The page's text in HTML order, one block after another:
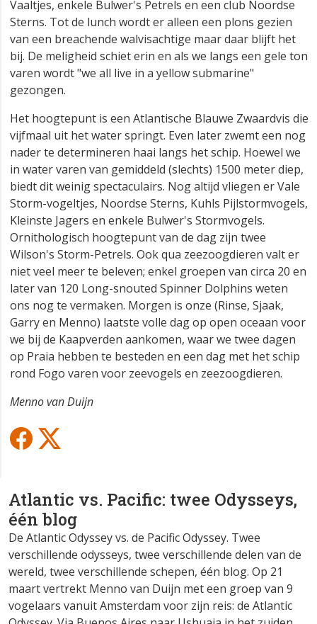
Atlantic vs. Pacific: twee Odysseys,
één blog
De Atlantic Odyssey vs. de Pacific Odyssey. Twee
verschillende odysseys, twee verschillende delen van de
wereld, twee verschillende schepen, één blog. Op 21
maart vertrekt Menno van Duijn met een groep van 9
vogelaars vanuit Amsterdam voor zijn reis: de Atlantic
Vaaltjes, enkele Bulwer's Petrels en een club Noordse
Sterns. Tot de lunch wordt er alleen een plons gezien
van een breachende walvisachtige maar daar blijft het
bij. De meligheid schiet erin en als we langs een gele ton
varen wordt "we all live in a yellow submarine"
gezongen.
Het hoogtepunt is een Atlantische Blauwe Zwaardvis die
vijfmaal uit het water springt. Even later zwemt een nog
nader te determineren haai langs het schip. Hoewel we
in water varen van gemiddeld (slechts) 1500 meter diep,
biedt dit weinig spectaculairs. Nog altijd vliegen er Vale
Storm-vogeltjes, Noordse Sterns, Kuhls Pijlstormvogels,
Kleinste Jagers en enkele Bulwer's Stormvogels.
Ornithologisch hoogtepunt van de dag zijn twee
Wilson's Storm-Petrels. Ook qua zeezoogdieren valt er
niet veel meer te beleven; enkel groepen van circa 20 en
later van 120 Long-snouted Spinner Dolphins weten
ons nog te vermaken. Morgen is onze (Rinse, Sjaak,
Garry en Menno) laatste volle dag op open oceaan voor
we bij de Kaapverden aankomen, waar we twee dagen
op Praia hebben te besteden en een dag met het schip
rond Fogo varen voor zeevogels en zeezoogdieren.
Menno van Duijn